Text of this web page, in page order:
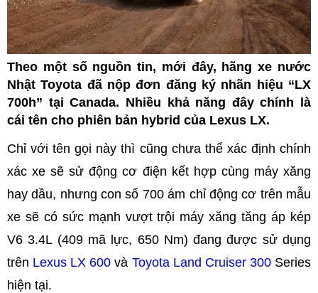
Theo một số nguồn tin, mới đây, hãng xe nước
Nhật Toyota đã nộp đơn đăng ký nhãn hiệu “LX
700h” tại Canada. Nhiều khả năng đây chính là
cái tên cho phiên bản hybrid của Lexus LX.
Chỉ với tên gọi này thì cũng chưa thể xác định chính
xác xe sẽ sử động cơ điện kết hợp cùng máy xăng
hay dầu, nhưng con số 700 ám chỉ động cơ trên mẫu
xe sẽ có sức mạnh vượt trội máy xăng tăng áp kép
V6 3.4L (409 mã lực, 650 Nm) đang được sử dụng
trên Lexus LX 600 và Toyota Land Cruiser 300 Series
hiện tại.